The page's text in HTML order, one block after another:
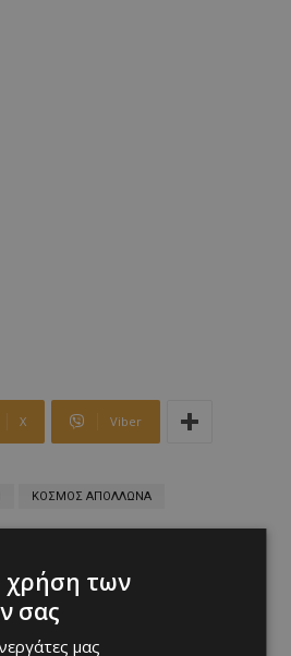
X Viber
ΚΟΣΜΟΣ ΑΠΟΛΛΩΝΑ
το deal που
χρήση των
σας
μας